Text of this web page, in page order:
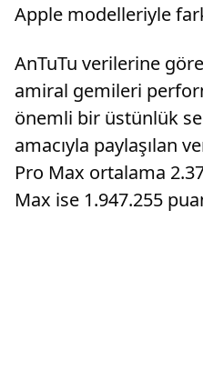
Apple modelleriyle
AnTuTu verilerine
amiral gemileri
önemli bir üstünlük
amacıyla paylaşılan
Pro Max ortalama
Max ise 1.947.255